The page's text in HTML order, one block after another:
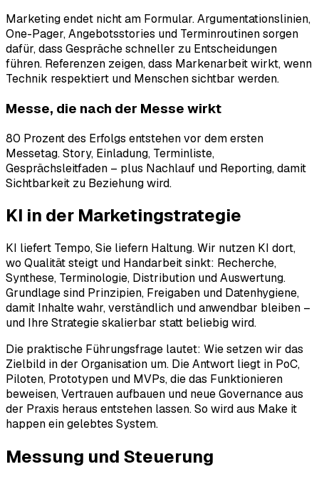
Marketing endet nicht am Formular. Argumentationslinien,
One-Pager, Angebotsstories und Terminroutinen sorgen
dafür, dass Gespräche schneller zu Entscheidungen
führen. Referenzen zeigen, dass Markenarbeit wirkt, wenn
Technik respektiert und Menschen sichtbar werden.
Messe, die nach der Messe wirkt
80 Prozent des Erfolgs entstehen vor dem ersten
Messetag. Story, Einladung, Terminliste,
Gesprächsleitfaden – plus Nachlauf und Reporting, damit
Sichtbarkeit zu Beziehung wird.
KI in der Marketingstrategie
KI liefert Tempo, Sie liefern Haltung. Wir nutzen KI dort,
wo Qualität steigt und Handarbeit sinkt: Recherche,
Synthese, Terminologie, Distribution und Auswertung.
Grundlage sind Prinzipien, Freigaben und Datenhygiene,
damit Inhalte wahr, verständlich und anwendbar bleiben –
und Ihre Strategie skalierbar statt beliebig wird.
Die praktische Führungsfrage lautet: Wie setzen wir das
Zielbild in der Organisation um. Die Antwort liegt in PoC,
Piloten, Prototypen und MVPs, die das Funktionieren
beweisen, Vertrauen aufbauen und neue Governance aus
der Praxis heraus entstehen lassen. So wird aus Make it
happen ein gelebtes System.
Messung und Steuerung